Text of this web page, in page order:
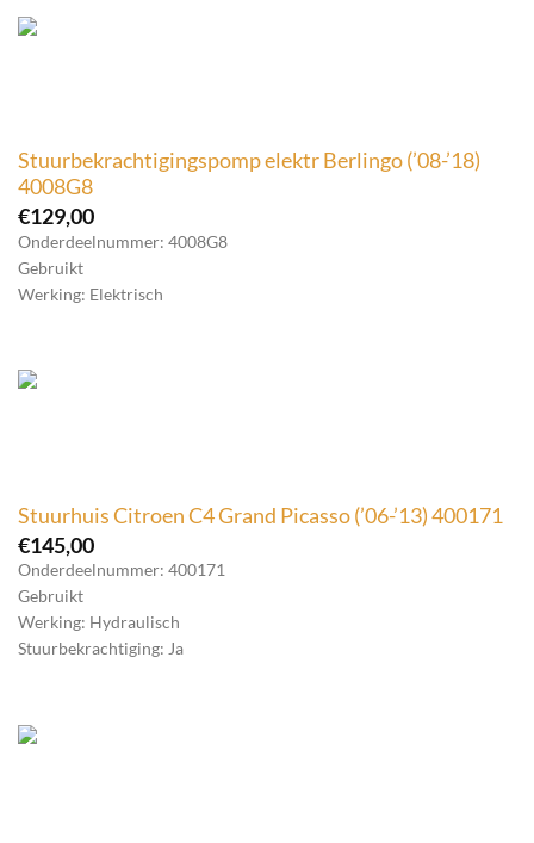
Stuurbekrachtigingspomp elektr Berlingo (’08-’18)
4008G8
€129,00
Onderdeelnummer: 4008G8
Gebruikt
Werking: Elektrisch
Stuurhuis Citroen C4 Grand Picasso (’06-’13) 400171
€145,00
Onderdeelnummer: 400171
Gebruikt
Werking: Hydraulisch
Stuurbekrachtiging: Ja